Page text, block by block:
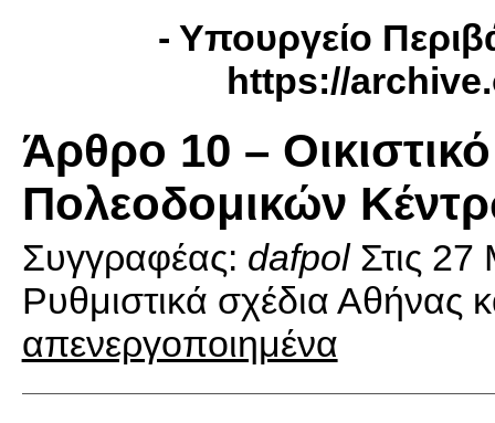
- Yπουργείο
https://
Άρθρο 10 –
Πολεοδομικών
Συγγραφέας: dafpolΣτις 27
Ρυθμιστικά σχέδια Αθήνας
απενεργοποιημένα